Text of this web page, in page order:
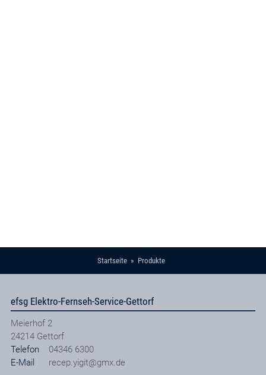
Startseite Produkte
efsg Elektro-Fernseh-Service-Gettorf
Meierhof 2
24214 Gettorf
Telefon
04346 6300
E-Mail
recep.yigit@gmx.de